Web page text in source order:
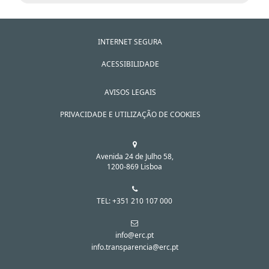
INTERNET SEGURA
ACESSIBILIDADE
AVISOS LEGAIS
PRIVACIDADE E UTILIZAÇÃO DE COOKIES
Avenida 24 de Julho 58,
1200-869 Lisboa
TEL: +351 210 107 000
info@erc.pt
info.transparencia@erc.pt